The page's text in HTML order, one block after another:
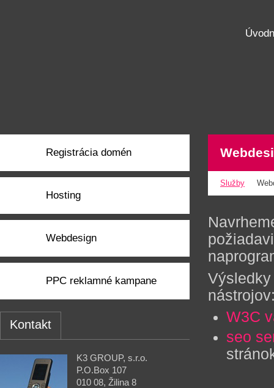
Registrácia domén
Hosting
Webdesign
PPC reklamné kampane
Kontakt
K3 GROUP, s.r.o.
P.O.Box 107
010 08, Žilina 8
Služby
W3C
seo